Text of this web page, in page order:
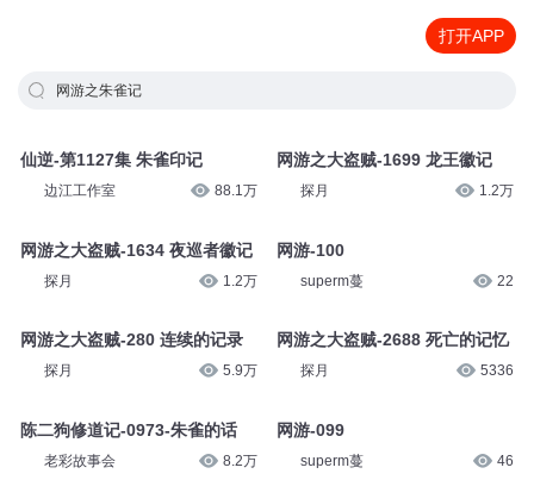
打开APP
网游之朱雀记
仙逆-第1127集 朱雀印记
边江工作室 88.1万
网游之大盗贼-1634 夜巡者徽记
探月 1.2万
网游之大盗贼-280 连续的记录
探月 5.9万
陈二狗修道记-0973-朱雀的话
老彩故事会 8.2万
网游之大盗贼-1699 龙王徽记
探月 1.2万
网游-100
superm蔓 22
网游之大盗贼-2688 死亡的记忆
探月 5336
网游-099
superm蔓 46